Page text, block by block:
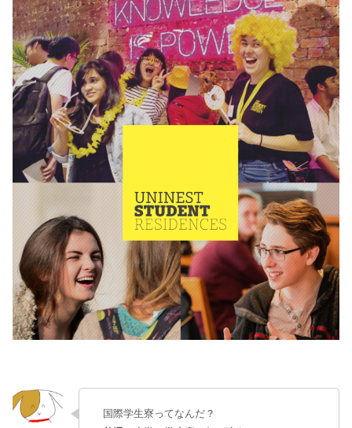
国際学生寮ってなんだ？